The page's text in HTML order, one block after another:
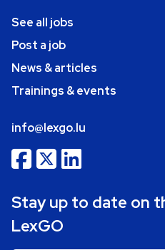
See all jobs
Post a job
News & articles
Trainings & events
info@lexgo.lu
Stay up to date on
LexGO